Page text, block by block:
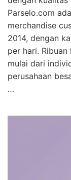
Parselo.com
merchandise
2014, dengan
per hari.
mulai dari
perusahaan
…